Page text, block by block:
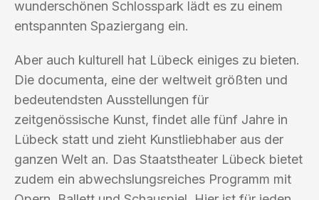
wunderschönen Schlosspark lädt es zu einem
entspannten Spaziergang ein.
Aber auch kulturell hat Lübeck einiges zu bieten.
Die documenta, eine der weltweit größten und
bedeutendsten Ausstellungen für
zeitgenössische Kunst, findet alle fünf Jahre in
Lübeck statt und zieht Kunstliebhaber aus der
ganzen Welt an. Das Staatstheater Lübeck bietet
zudem ein abwechslungsreiches Programm mit